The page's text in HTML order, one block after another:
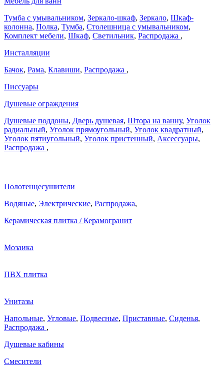
Тумба с умывальником, Зеркало-шкаф, Зеркало, Шкаф-
колонна, Полка, Тумба, Столешница с умывальником,
Комплект мебели, Шкаф, Светильник, Распродажа ,
Инсталляции
Бачок, Рама, Клавиши, Распродажа ,
Писсуары
Душевые ограждения
Душевые поддоны, Дверь душевая, Штора на ванну, Уголок
радиальный, Уголок прямоугольный, Уголок квадратный,
Уголок пятиугольный, Уголок пристенный, Аксессуары,
Распродажа ,
Полотенцесушители
Водяные, Электрические, Распродажа,
Керамическая плитка / Керамогранит
Мозаика
ПВХ плитка
Унитазы
Напольные, Угловые, Подвесные, Приставные, Сиденья,
Распродажа ,
Душевые кабины
Смесители